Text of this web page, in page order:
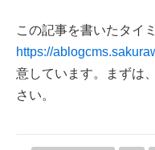
この記事を書いたタイ
https://
意しています。まずは
さい。